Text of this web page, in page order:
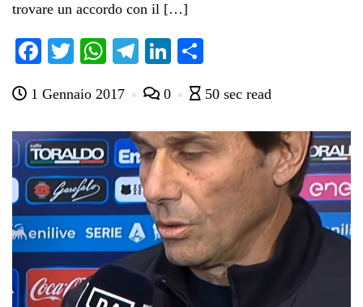
trovare un accordo con il […]
Fa
bo
ok
T
tte
r
W
ts
A
pp
Te
gr
a
m
Li
ed
In
di
vi
di
1 Gennaio 2017 0 50 sec read